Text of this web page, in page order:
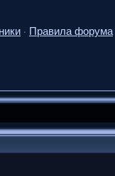
· Правила форума